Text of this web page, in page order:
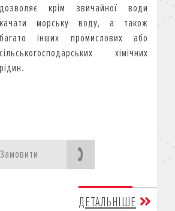
дозволяє крім звичайної води
качати морську воду, а також
багато інших промислових або
сільськогосподарських хімічних
рідин.
Замовити
ДЕТАЛЬНІШЕ